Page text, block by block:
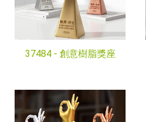
37484 - 創意樹脂獎座